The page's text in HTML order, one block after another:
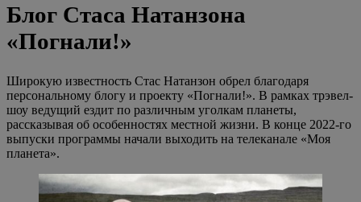
Блог Стаса Натанзона
«Погнали!»
Широкую известность Стас Натанзон обрел благодаря
персональному блогу и проекту «Погнали!» . В рамках трэвел-
шоу ведущий ездит по различным уголкам планеты,
рассказывая об особенностях местной жизни. В конце 2022-го
выпуски программы начали выходить на телеканале «Моя
планета».